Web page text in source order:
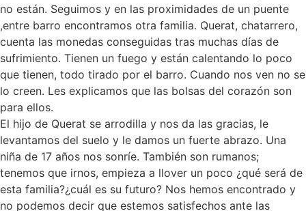
no están. Seguimos y en las proximidades de un puente
,entre barro encontramos otra familia. Querat, chatarrero,
cuenta las monedas conseguidas tras muchas días de
sufrimiento. Tienen un fuego y están calentando lo poco
que tienen, todo tirado por el barro. Cuando nos ven no se
lo creen. Les explicamos que las bolsas del corazón son
para ellos.
El hijo de Querat se arrodilla y nos da las gracias, le
levantamos del suelo y le damos un fuerte abrazo. Una
niña de 17 años nos sonríe. También son rumanos;
tenemos que irnos, empieza a llover un poco ¿qué será de
esta familia?¿cuál es su futuro? Nos hemos encontrado y
no podemos decir que estemos satisfechos ante las